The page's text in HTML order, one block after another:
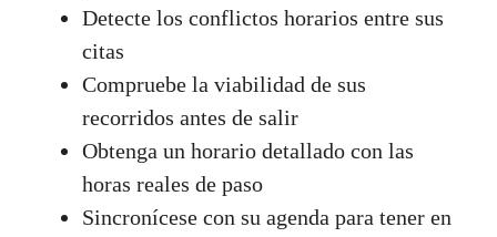
Detecte los conflictos horarios entre sus
citas
Compruebe la viabilidad de sus
recorridos antes de salir
Obtenga un horario detallado con las
horas reales de paso
Sincronícese con su agenda para tener en